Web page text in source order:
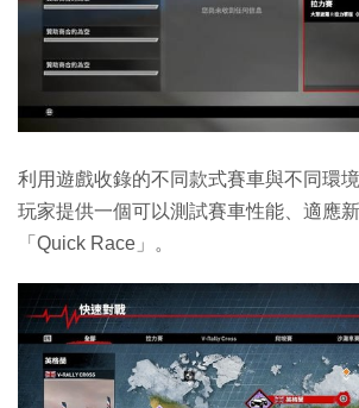
利用遊戲收錄的不同款式賽車與不同環
玩家提供一個可以測試賽車性能、適應
「Quick Race」。